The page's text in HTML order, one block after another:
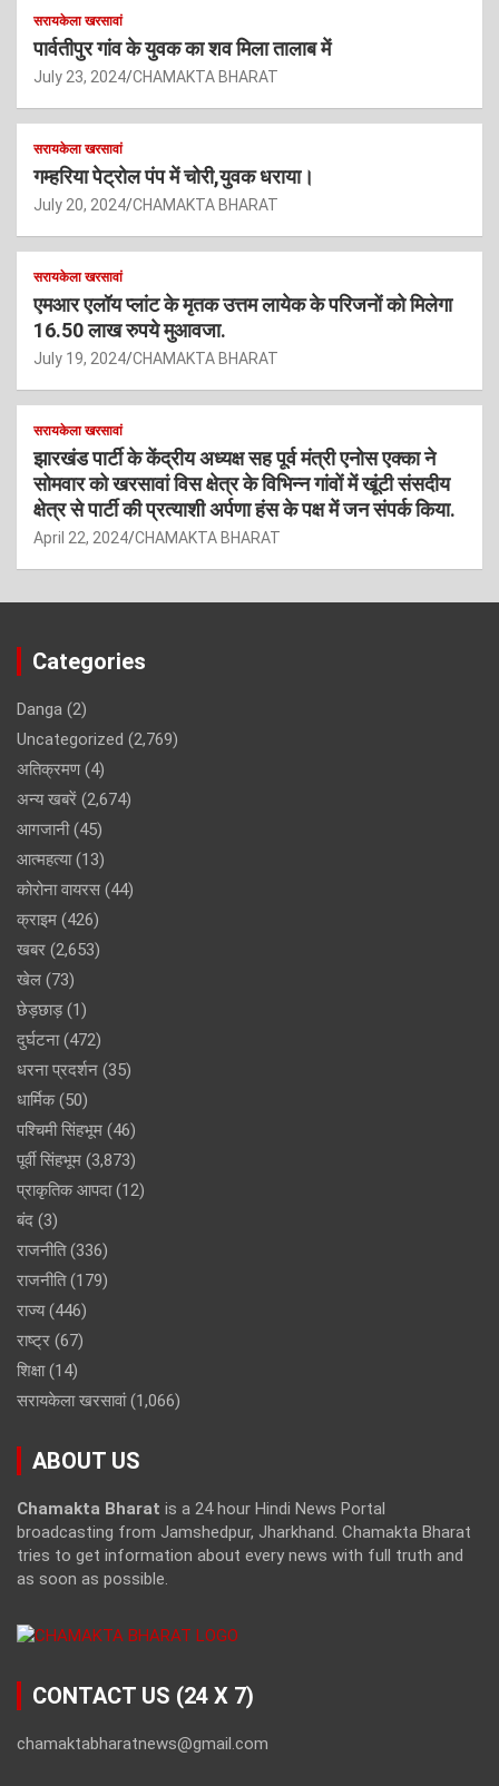
सरायकेला खरसावां
पार्वतीपुर गांव के युवक का शव मिला तालाब में
July 23, 2024 CHAMAKTA BHARAT
सरायकेला खरसावां
गम्हरिया पेट्रोल पंप में चोरी,युवक धराया।
July 20, 2024 CHAMAKTA BHARAT
सरायकेला खरसावां
एमआर एलॉय प्लांट के मृतक उत्तम लायेक के परिजनों को मिलेगा
16.50 लाख रुपये मुआवजा.
July 19, 2024 CHAMAKTA BHARAT
सरायकेला खरसावां
झारखंड पार्टी के केंद्रीय अध्यक्ष सह पूर्व मंत्री एनोस एक्का ने
सोमवार को खरसावां विस क्षेत्र के विभिन्न गांवों में खूंटी संसदीय
क्षेत्र से पार्टी की प्रत्याशी अर्पणा हंस के पक्ष में जन संपर्क किया.
April 22, 2024 CHAMAKTA BHARAT
Categories
Danga (2)
Uncategorized (2,769)
अतिक्रमण(4)
अन्य खबरें (2,674)
आगजानी(45)
आत्महत्या(13)
कोरोना वायरस (44)
क्राइम (426)
खबर (2,653)
खेल (73)
छेड़छाड़(1)
दुर्घटना(472)
धरना प्रदर्शन (35)
धार्मिक(50)
पश्चिमी सिंहभूम (46)
पूर्वी सिंहभूम (3,873)
प्राकृतिक आपदा(12)
बंद (3)
राजनीति(336)
राजनीति(179)
राज्य(446)
राष्ट्र (67)
शिक्षा(14)
सरायकेला खरसावां(1,066)
ABOUT US
Chamakta Bharat is a 24 hour Hindi News Portal
broadcasting from Jamshedpur, Jharkhand. Chamakta Bharat
tries to get information about every news with full truth and
as soon as possible.
CONTACT US (24 X 7)
chamaktabharatnews@gmail.com